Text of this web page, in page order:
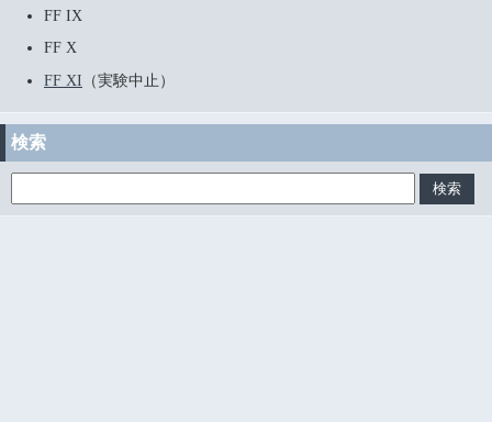
FF IX
FF X
FF XI （実験中止）
検索